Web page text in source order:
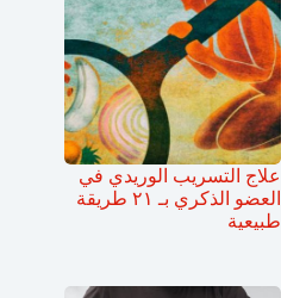
علاج التسريب الوريدي في
العضو الذكري بـ ٢١ طريقة
طبيعية